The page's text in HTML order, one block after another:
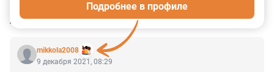
КОММЕНТАРИИ 9
mikkola2008
Подробнее в профиле
9 декабря 2021, 08:29